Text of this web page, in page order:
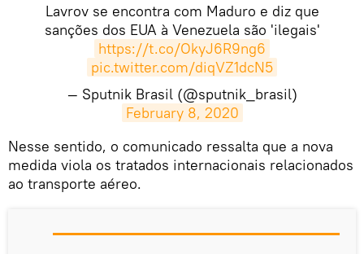
Lavrov se encontra com Maduro e diz que
sanções dos EUA à Venezuela são 'ilegais'
https://t.co/OkyJ6R9ng6
pic.twitter.com/diqVZ1dcN5
— Sputnik Brasil (@sputnik_brasil)
February 8, 2020
Nesse sentido, o comunicado ressalta que a nova
medida viola os tratados internacionais relacionados
ao transporte aéreo.